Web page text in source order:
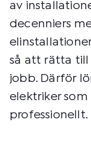
av
decenniers
så att rätta
jobb. Därför
elektriker
professionellt.